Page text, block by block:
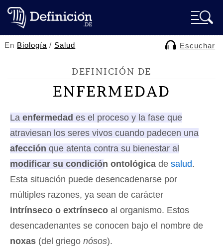
En Biología / Salud Escuchar
DEFINICIÓN DE
ENFERMEDAD
La enfermedad es el proceso y la fase que
atraviesan los seres vivos cuando padecen una
afección que atenta contra su bienestar al
modificar su condición ontológica de salud.
Esta situación puede desencadenarse por
múltiples razones, ya sean de carácter
intrínseco o extrínseco al organismo. Estos
desencadenantes se conocen bajo el nombre de
noxas (del griego nósos).